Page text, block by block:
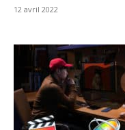
12 avril 2022